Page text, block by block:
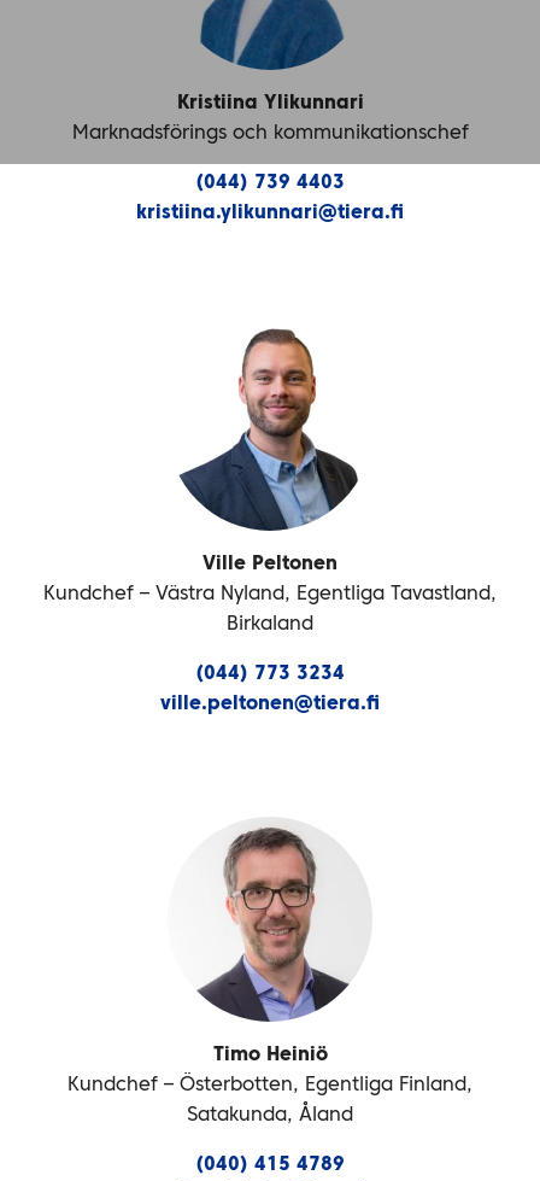
Kristiina Ylikunnari
Marknadsförings och kommunikationschef
(044) 739 4403
kristiina.ylikunnari@tiera.fi
Ville Peltonen
Kundchef – Västra Nyland, Egentliga Tavastland,
Birkaland
(044) 773 3234
ville.peltonen@tiera.fi
Timo Heiniö
Kundchef – Österbotten, Egentliga Finland,
Satakunda, Åland
(040) 415 4789